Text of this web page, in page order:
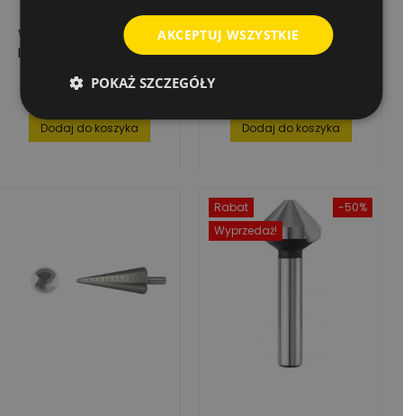
WIERTŁO STOPNIOWE
HSS 4,0-12,0 MM
Dodaj do koszyka
ZESTAW WIERTEŁ
STOPNIOWYCH HSS, 3
Dodaj do koszyka
-50%
Rabat
Wyprzedaż!
AKCEPTUJ WSZYSTKIE
POKAŻ SZCZEGÓŁY